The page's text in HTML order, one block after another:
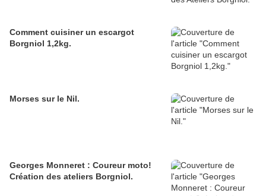
Comment cuisiner un escargot
Borgniol 1,2kg.
Morses sur le Nil.
Georges Monneret : Coureur moto!
Création des ateliers Borgniol.